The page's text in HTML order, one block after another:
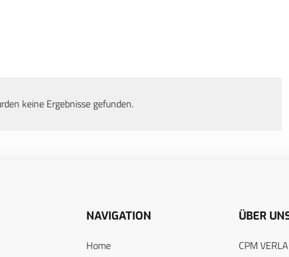
keine Ergebnisse gefunden.
NAVIGATION
Home
ÜBER
CPM